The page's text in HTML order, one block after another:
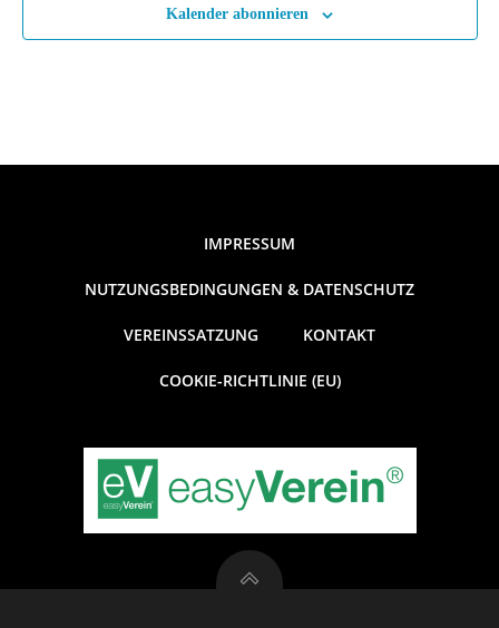
t
o
Kalender abonnieren
IMPRESSUM
NUTZUNGSBEDINGUNGEN & DATENSCHUTZ
VEREINSSATZUNG KONTAKT
COOKIE-RICHTLINIE (EU)